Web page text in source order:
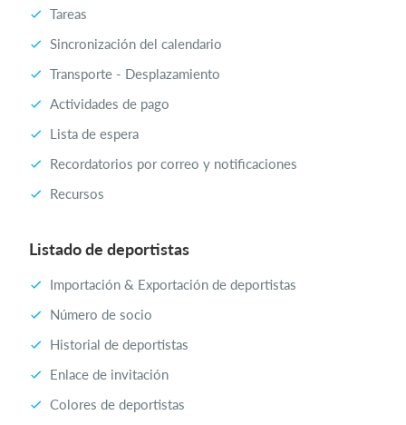
Tareas
Sincronización del calendario
Transporte - Desplazamiento
Actividades de pago
Lista de espera
Recordatorios por correo y notificaciones
Recursos
Listado de deportistas
Importación & Exportación de deportistas
Número de socio
Historial de deportistas
Enlace de invitación
Colores de deportistas